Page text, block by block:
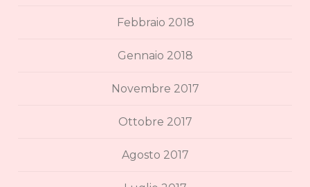
Febbraio 2018
Gennaio 2018
Novembre 2017
Ottobre 2017
Agosto 2017